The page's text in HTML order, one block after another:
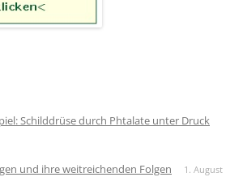
Schilddrüse durch Phtalate unter Druck
und ihre weitreichenden Folgen
1. August